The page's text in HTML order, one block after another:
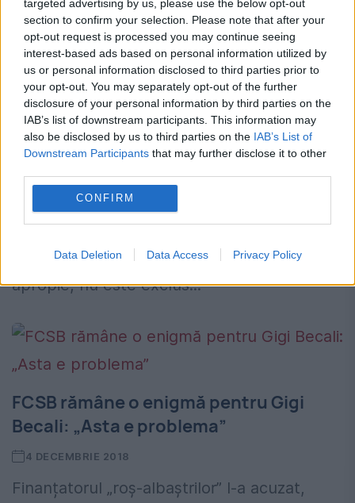
targeted advertising by us, please use the below opt-out
section to confirm your selection. Please note that after your
opt-out request is processed you may continue seeing
interest-based ads based on personal information utilized by
us or personal information disclosed to third parties prior to
your opt-out. You may separately opt-out of the further
disclosure of your personal information by third parties on the
IAB’s list of downstream participants. This information may
also be disclosed by us to third parties on the IAB’s List of
Downstream Participants that may further disclose it to other
CONFIRM
Data Deletion Data Access Privacy Policy
FCSB e cu gândul la Teja. Dică iese la
contraatac
10 DECEMBRIE 2018
FCSB nu merge deloc cum visa Gigi Becali,
iar primul care este tras la răspundere
pentru ultimele rezultate este tehnicianul
Nicolae Dică. Cum pauza competițională se
apropie, nu este exclus...
FCSB rămâne o enigmă pentru Gigi
Becali: „Asta e problema”
4 DECEMBRIE 2018
Finanțatorul „roș-albaștrilor” l-a acuzat,